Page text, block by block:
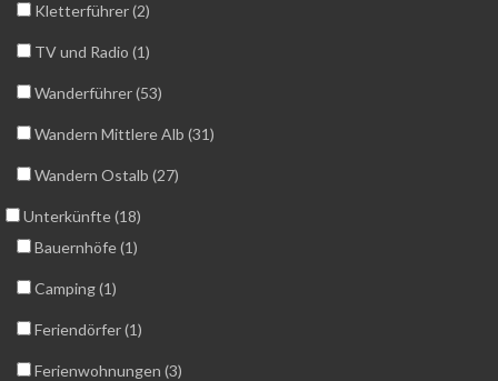
Kletterführer (2)
TV und Radio (1)
Wanderführer (53)
Wandern Mittlere Alb (31)
Wandern Ostalb (27)
Unterkünfte (18)
Bauernhöfe (1)
Camping (1)
Feriendörfer (1)
Ferienwohnungen (3)